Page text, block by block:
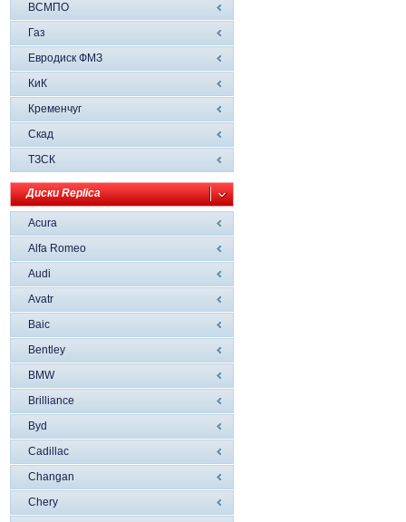
ВСМПО
Газ
Евродиск ФМЗ
КиК
Кременчуг
Скад
ТЗСК
Диски Replica
Acura
Alfa Romeo
Audi
Avatr
Baic
Bentley
BMW
Brilliance
Byd
Cadillac
Changan
Chery